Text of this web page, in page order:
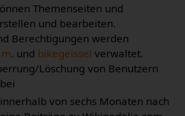
Themenseiten und
und bearbeiten.
Berechtigungen werden
m. und bikegeissel verwaltet.
Löschung von Benutzern
von sechs Monaten nach